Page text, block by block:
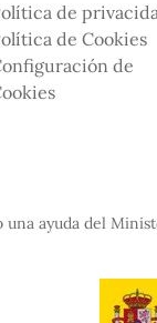
de
de Cookies
de
una ayuda del